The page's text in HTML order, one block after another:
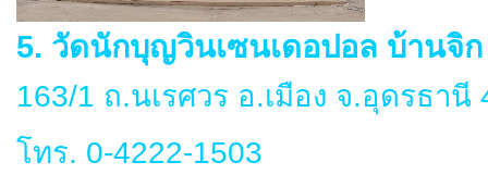
5. วัดนักบุญวินเซนเดอปอล บ้านจิก
163/1 ถ.นเรศวร อ.เมือง จ.อุดรธานี
โทร. 0-4222-1503